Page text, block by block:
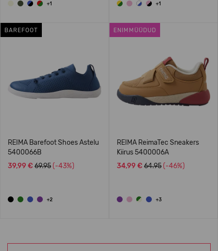
+1 +1
BAREFOOT
REIMA Barefoot Shoes Astelu
5400066B
39,99 € 69.95 (-43%)
+2
ENIMMÜÜDUD
REIMA ReimaTec Sneakers
Kiirus 5400006A
34,99 € 64.95 (-46%)
+3